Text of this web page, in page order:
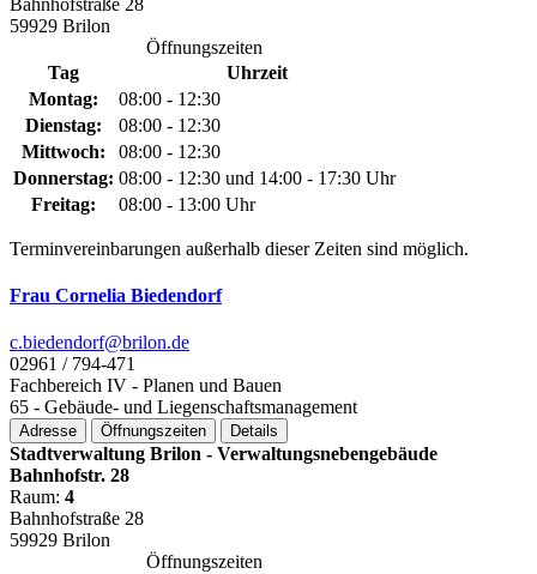
59929 Brilon
Öffnungszeiten
Tag
Uhrzeit
Montag:
08:00 - 12:30
Dienstag:
08:00 - 12:30
Mittwoch:
08:00 - 12:30
Donnerstag: 08:00 - 12:30 und 14:00 - 17:30 Uhr
Freitag:
08:00 - 13:00 Uhr
Terminvereinbarungen außerhalb dieser Zeiten sind möglich.
Frau Cornelia Biedendorf
c.biedendorf@­brilon.de
02961 / 794-471
Fachbereich IV - Planen und Bauen
65 - Gebäude- und Liegenschaftsmanagement
Adresse Öffnungszeiten Details
Stadtverwaltung Brilon - Verwaltungsnebengebäude
Bahnhofstr. 28
Raum: 4
Bahnhofstraße 28
59929 Brilon
Öffnungszeiten